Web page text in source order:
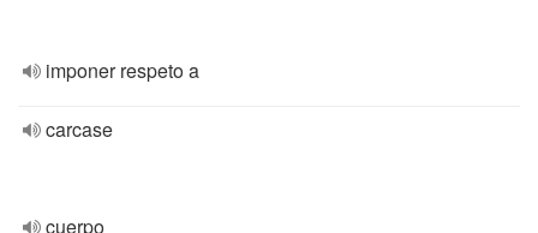
imponer respeto a
carcase
cuerpo